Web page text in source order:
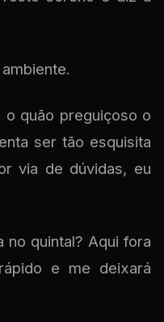
quão preguiçoso o
ser tão esquisita
via de dúvidas, eu
no quintal? Aqui fora
e me deixará